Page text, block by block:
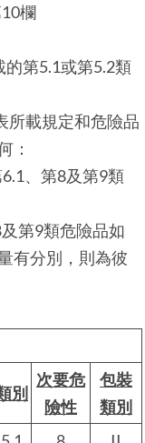
欄
第5.1或第5.2類
所載規定和危險品
：
、第8及第9類
第9類危險品如
有分別，則為彼
別
次要危
險性
包裝
類別